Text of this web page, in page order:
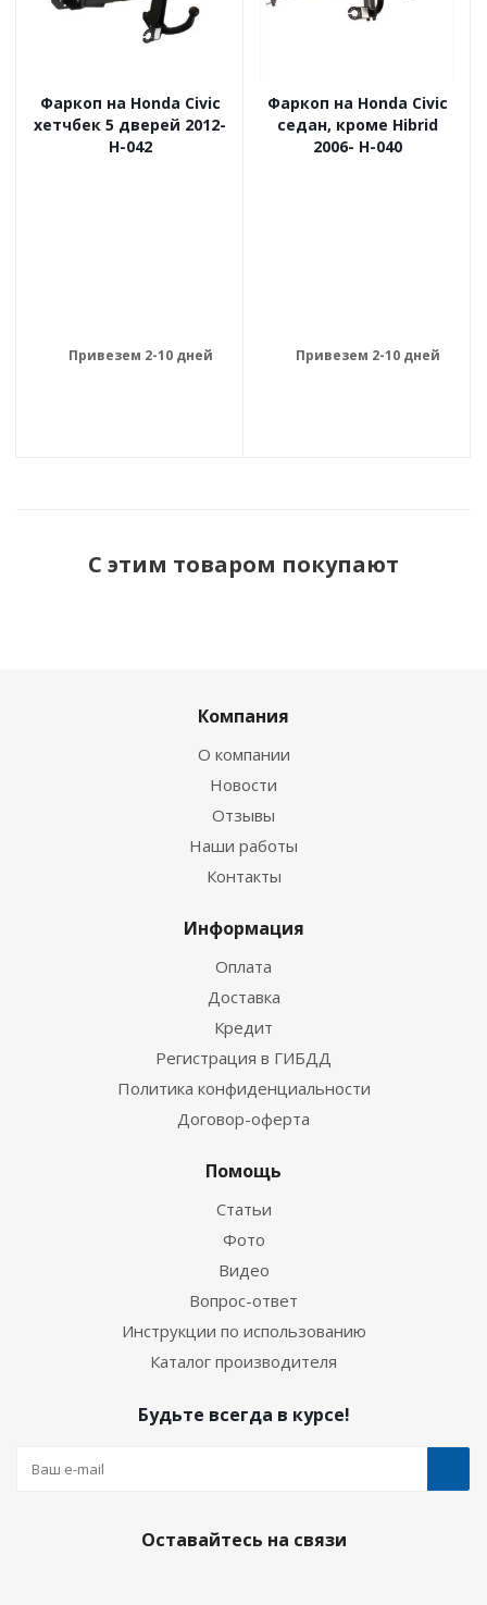
Фаркоп на Honda Civic
хетчбек 5 дверей 2012-
H-042
Привезем 2-10 дней
Фаркоп на Honda Civic
седан, кроме Hibrid
2006- H-040
Привезем 2-10 дней
С этим товаром покупают
Компания
О компании
Новости
Отзывы
Наши работы
Контакты
Информация
Оплата
Доставка
Кредит
Регистрация в ГИБДД
Политика конфиденциальности
Договор-оферта
Помощь
Статьи
Фото
Видео
Вопрос-ответ
Инструкции по использованию
Каталог производителя
Будьте всегда в курсе!
Оставайтесь на связи